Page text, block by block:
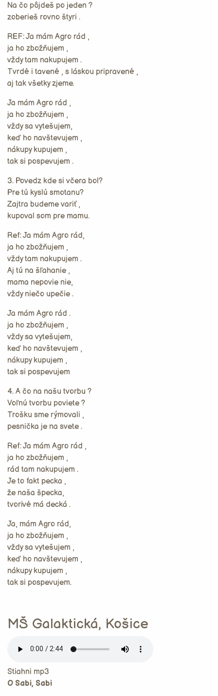
Na čo pôjdeš po jeden ?
zoberieš rovno štyri .
REF: Ja mám Agro rád ,
ja ho zbožňujem ,
vždy tam nakupujem .
Tvrdé i tavené , s láskou pripravené ,
aj tak všetky zjeme.
Ja mám Agro rád ,
ja ho zbožňujem ,
vždy sa vytešujem,
keď ho navštevujem ,
nákupy kupujem ,
tak si pospevujem .
3. Povedz kde si včera bol?
Pre tú kyslú smotanu?
Zajtra budeme variť ,
kupoval som pre mamu.
Ref: Ja mám Agro rád,
ja ho zbožňujem ,
vždy tam nakupujem .
Aj tú na šľahanie ,
mama nepovie nie,
vždy niečo upečie .
Ja mám Agro rád .
ja ho zbožňujem ,
vždy sa vytešujem,
keď ho navštevujem ,
nákupy kupujem ,
tak si pospevujem
4. A čo na našu tvorbu ?
Voľnú tvorbu poviete ?
Trošku sme rýmovali ,
pesnička je na svete .
Ref: Ja mám Agro rád ,
ja ho zbožňujem ,
rád tam nakupujem .
Je to fakt pecka ,
že naša špecka,
tvorivé má decká .
Ja, mám Agro rád,
ja ho zbožňujem ,
vždy sa vytešujem ,
keď ho navštevujem ,
nákupy kupujem ,
tak si pospevujem.
MŠ Galaktická, Košice
Stiahni mp3
O Sabi, Sabi